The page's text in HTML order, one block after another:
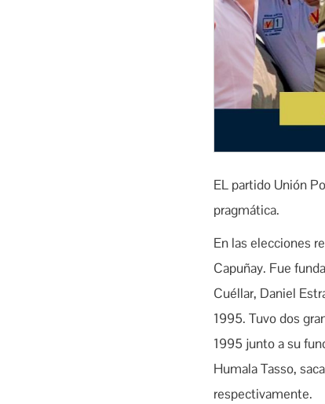
EL partido Unión
pragmática.
En las elecciones
Capuñay. Fue
Cuéllar, Daniel
1995. Tuvo dos
1995 junto a su
Humala Tasso,
respectivamente.